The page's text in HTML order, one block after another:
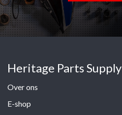
Heritage Parts Supply
Over ons
E-shop